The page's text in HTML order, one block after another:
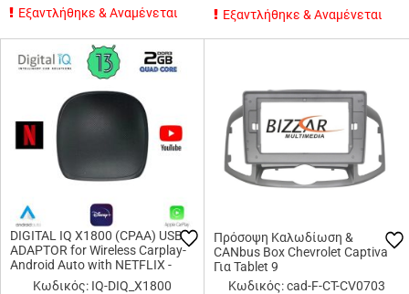
Εξαντλήθηκε & Αναμένεται Εξαντλήθηκε & Αναμένεται
DIGITAL IQ X1800 (CPAA) USB
ADAPTOR for Wireless Carplay-
Android Auto with NETFLIX -
YOUTUBE - DISNEY+
Κωδικός: IQ-DIQ_X1800
Πρόσοψη Καλωδίωση &
CANbus Box Chevrolet Captiva
Για Tablet 9
Κωδικός: cad-F-CT-CV0703